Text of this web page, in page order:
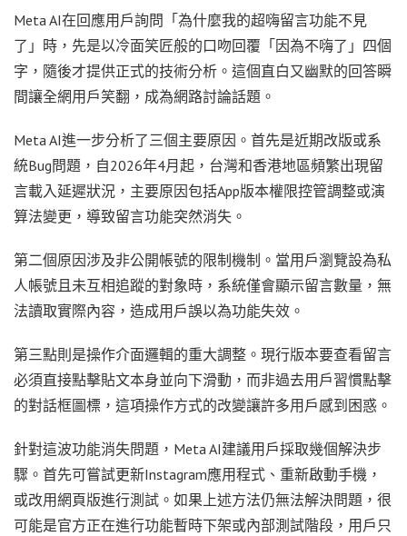
Meta AI在回應用戶詢問「為什麼我的超嗨留言功能不見
了」時，先是以冷面笑匠般的口吻回覆「因為不嗨了」四個
字，隨後才提供正式的技術分析。這個直白又幽默的回答瞬
間讓全網用戶笑翻，成為網路討論話題。
Meta AI進一步分析了三個主要原因。首先是近期改版或系
統Bug問題，自2026年4月起，台灣和香港地區頻繁出現留
言載入延遲狀況，主要原因包括App版本權限控管調整或演
算法變更，導致留言功能突然消失。
第二個原因涉及非公開帳號的限制機制。當用戶瀏覽設為私
人帳號且未互相追蹤的對象時，系統僅會顯示留言數量，無
法讀取實際內容，造成用戶誤以為功能失效。
第三點則是操作介面邏輯的重大調整。現行版本要查看留言
必須直接點擊貼文本身並向下滑動，而非過去用戶習慣點擊
的對話框圖標，這項操作方式的改變讓許多用戶感到困惑。
針對這波功能消失問題，Meta AI建議用戶採取幾個解決步
驟。首先可嘗試更新Instagram應用程式、重新啟動手機，
或改用網頁版進行測試。如果上述方法仍無法解決問題，很
可能是官方正在進行功能暫時下架或內部測試階段，用戶只